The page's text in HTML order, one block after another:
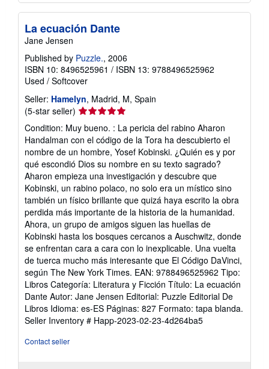
La ecuación Dante
Jane Jensen
Published by Puzzle., 2006
ISBN 10: 8496525961 / ISBN 13: 9788496525962
Used / Softcover
Seller: Hamelyn, Madrid, M, Spain
(5-star seller) Seller
rating
5
out
of
5
stars
Condition: Muy bueno. : La pericia del rabino Aharon
Handalman con el código de la Tora ha descubierto el
nombre de un hombre, Yosef Kobinski. ¿Quién es y por
qué escondió Dios su nombre en su texto sagrado?
Aharon empieza una investigación y descubre que
Kobinski, un rabino polaco, no solo era un místico sino
también un físico brillante que quizá haya escrito la obra
perdida más importante de la historia de la humanidad.
Ahora, un grupo de amigos siguen las huellas de
Kobinski hasta los bosques cercanos a Auschwitz, donde
se enfrentan cara a cara con lo inexplicable. Una vuelta
de tuerca mucho más interesante que El Código DaVinci,
según The New York Times. EAN: 9788496525962 Tipo:
Libros Categoría: Literatura y Ficción Título: La ecuación
Dante Autor: Jane Jensen Editorial: Puzzle Editorial De
Libros Idioma: es-ES Páginas: 827 Formato: tapa blanda.
Seller Inventory # Happ-2023-02-23-4d264ba5
Contact seller